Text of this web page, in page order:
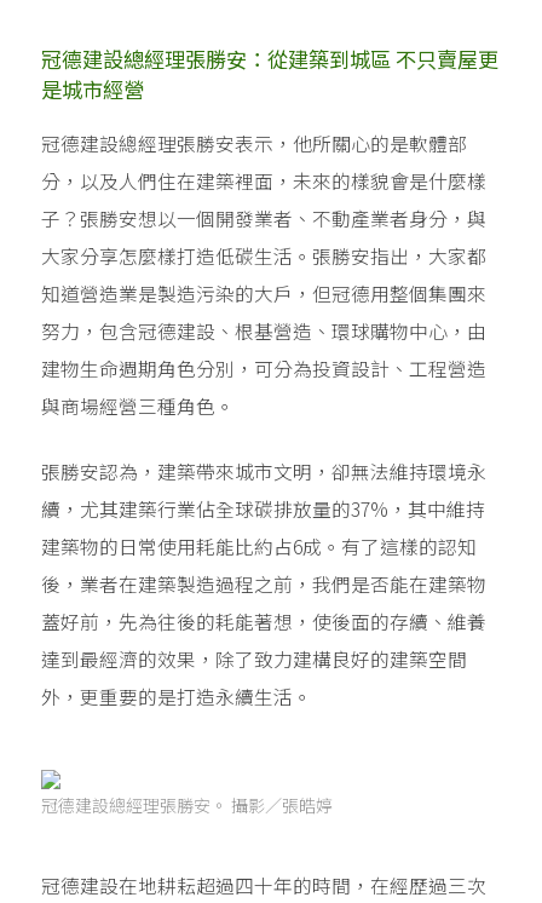
冠德建設總經理張勝安：從建築到城區 不只賣屋更
是城市經營
冠德建設總經理張勝安表示，他所關心的是軟體部
分，以及人們住在建築裡面，未來的樣貌會是什麼樣
子？張勝安想以一個開發業者、不動產業者身分，與
大家分享怎麼樣打造低碳生活。張勝安指出，大家都
知道營造業是製造污染的大戶，但冠德用整個集團來
努力，包含冠德建設、根基營造、環球購物中心，由
建物生命週期角色分別，可分為投資設計、工程營造
與商場經營三種角色。
張勝安認為，建築帶來城市文明，卻無法維持環境永
續，尤其建築行業佔全球碳排放量的37%，其中維持
建築物的日常使用耗能比約占6成。有了這樣的認知
後，業者在建築製造過程之前，我們是否能在建築物
蓋好前，先為往後的耗能著想，使後面的存續、維養
達到最經濟的效果，除了致力建構良好的建築空間
外，更重要的是打造永續生活。
冠德建設總經理張勝安。 攝影／張皓婷
冠德建設在地耕耘超過四十年的時間，在經歷過三次